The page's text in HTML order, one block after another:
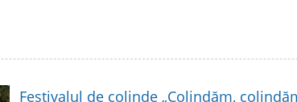
Festivalul de colinde „Colindăm,